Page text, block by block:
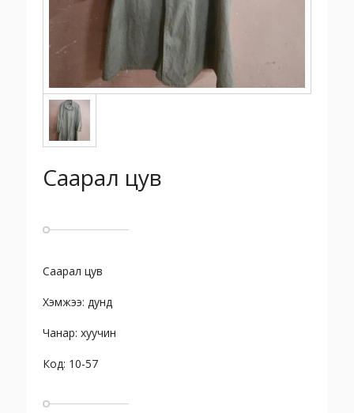
Саарал цув
Саарал цув
Хэмжээ: дунд
Чанар: хуучин
Код: 10-57